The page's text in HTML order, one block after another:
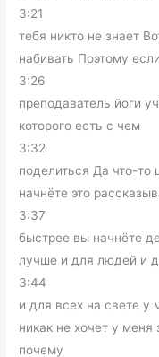
3:21
тебя никто не знает
набивать Поэтому
3:26
преподаватель йоги
которого есть с чем
3:32
поделиться Да что-
начнёте это
3:37
быстрее вы начнёте
лучше и для людей и
3:44
и для всех на свете у
никак не хочет у меня
почему